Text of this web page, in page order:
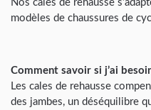
Nos cales de rehausse
modèles de chaussures de
Comment savoir si j’ai
Les cales de rehausse
des jambes, un déséquilibre